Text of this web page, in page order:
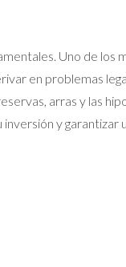
Uno de
en problemas
arras y las
y garantizar